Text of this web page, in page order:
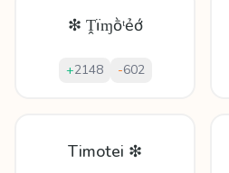
❇ Ṱïɱṑᵗẻớ
+2148 -602
Timotei ❇